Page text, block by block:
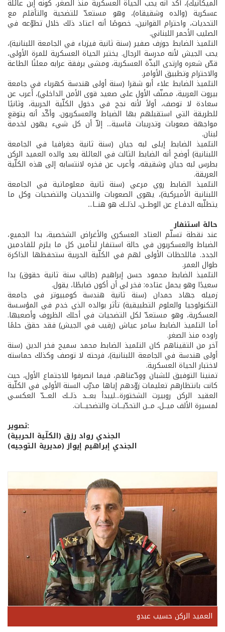
الميكانيك)، أكد أنه يحب الحياة العسكرية منذ الصغر، كونه إبن عائلة
عسكرية (والده وشقيقاه)، وهو مستعدّ للتضحية والتأقلم مع
التحديات، واحترام القوانين، خصوصًا أنه اعتاد ذلك خلال تطوّعه في
الصليب الأحمر اللبناني.
التلميذ الضابط جوزف صفير (سنة ثانية فيزياء في الجامعة اللبنانية)،
يحب الجيش لأنه مدرسة الرجال. يختبر الحياة العسكرية للمرة الأولى،
قصّ شعره وارتدى البذّة العسكرية، ومشى برفقة عرابه معلنًا الطاعة
والاحترام وتطبيق الأوامر.
التلميذ الضابط علاء أبو شقرا (سنة أولى هندسة كهرباء في جامعة
بيروت العربية، مصنّف الأول على صعيد قوى الأمن الداخلي)، أعرب عن
سعادة لا توصف، أولاً لأنه نجح في دخول الكلّية الحربية، وثانيًا
للطريقة التي استقبلهم بها الضباط والعسكريون. وأكّد أنه يتوقع
مواجهة صعوبات وتدريبات قاسية... إلاّ أن كل شيء يهون لخدمة
لبنان.
التلميذ الضابط إيلى لبه جيان (سنة ثانية جغرافيا في الجامعة
اللبنانية) أوضح أنه الضابط الثالث في العائلة بعد والده العميد الركن
بطرس لبه جيان وشقيقه، وأعرب عن فخره لانتسابه إلى هذه الكلّية
العريقة.
التلميذ الضابط روي مرعي (سنة ثانية معلوماتية في الجامعة
اللبنانية الأميركية)، يهوى الصعوبات والتحديات والتضحيات وكل ما
يتطلّبه الدفـاع عن الوطــن، لذلــك هو هنــا...
حالة استنفار
عند نقطة تسلّم العتاد العسكري والأغراض الشخصية، بدا الجميع،
الضباط والعسكريون في حالة استنفار لتأمين كل ما يلزم للقادمين
الجدد. فاللحظات الأولى لهم في الكلّية الحربية ستحفظها الذاكرة
طوال العمر.
التلميذ الضابط محمود حسن إبراهيم (طالب سنة ثانية حقوق) بدا
سعيدًا وهو يحمل عتاده: فخر لي أن أكون ضابطًا، يقول.
زميله جهاد حمدان (سنة ثانية هندسة كومبيوتر في جامعة
التكنولوجيا والعلوم التطبيقية) تأثر بوالده الذي خدم في المؤسـسة
العسكرية، وهو مستعدّ لكل التضحيات في أحلك الظروف وأصعبها.
أما التلميذ الضابط سامر عياش (رقيب في الجيش) فقد حقق حلمًا
راوده منذ الصغر.
آخر من التقيناهم كان التلميذ الضابط محمد سميح فخر الدين (سنة
أولى هندسة في الجامعة اللبنانية)، فرحته لا توصف وكذلك حماسته
لاختبار الحياة العسكرية.
تمنينا التوفيق للشبان وودّعناهم، فيما انصرفوا للاجتماع الأول، حيث
كانت بانتظارهم تعليمات زوّدهم إياها مدرّب السنة الأولى في الكلّية
العقيد الركن روبيرت الشختورة...ليبدأ بعــد ذلــك العــدّ العكسـي
لمسيرة الألف ميــل، مــن التحدّيــات والتضحيــات.
تصوير:
الجندي رواد رزق (الكلّية الحربية)
الجندي إبراهيم إيواز (مديرية التوجيه)
العميد الركن حسيب عبدو